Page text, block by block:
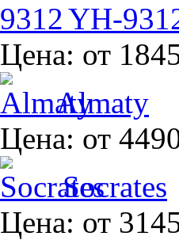
YH-
Цена: от
Almaty
Цена: от
Socrates
Цена: от